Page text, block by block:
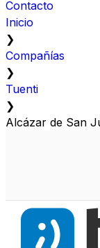
Contacto
Inicio
❯
Compañías
❯
Tuenti
❯
Alcázar de San